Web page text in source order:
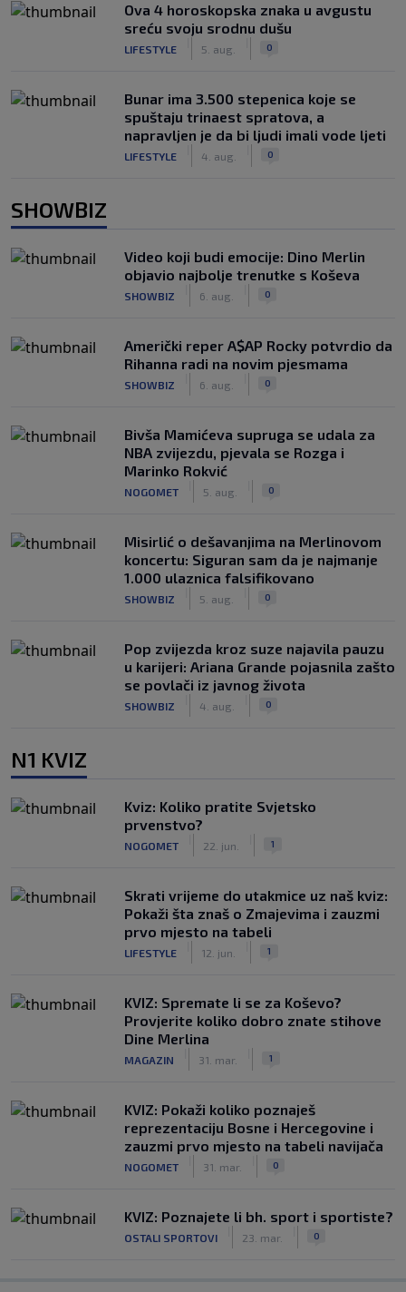
Ova 4 horoskopska znaka u avgustu
sreću svoju srodnu dušu
LIFESTYLE 5. aug. 0
Bunar imа 3.500 stepenica koje se
spuštaju trinaest spratova, a
napravljen je da bi ljudi imali vode ljeti
LIFESTYLE 4. aug. 0
SHOWBIZ
Video koji budi emocije: Dino Merlin
objavio najbolje trenutke s Koševa
SHOWBIZ 6. aug. 0
Američki reper A$AP Rocky potvrdio da
Rihanna radi na novim pjesmama
SHOWBIZ 6. aug. 0
Bivša Mamićeva supruga se udala za
NBA zvijezdu, pjevala se Rozga i
Marinko Rokvić
NOGOMET 5. aug. 0
Misirlić o dešavanjima na Merlinovom
koncertu: Siguran sam da je najmanje
1.000 ulaznica falsifikovano
SHOWBIZ 5. aug. 0
Pop zvijezda kroz suze najavila pauzu
u karijeri: Ariana Grande pojasnila zašto
se povlači iz javnog života
SHOWBIZ 4. aug. 0
N1 KVIZ
Kviz: Koliko pratite Svjetsko
prvenstvo?
NOGOMET 22. jun. 1
Skrati vrijeme do utakmice uz naš kviz:
Pokaži šta znaš o Zmajevima i zauzmi
prvo mjesto na tabeli
LIFESTYLE 12. jun. 1
KVIZ: Spremate li se za Koševo?
Provjerite koliko dobro znate stihove
Dine Merlina
MAGAZIN 31. mar. 1
KVIZ: Pokaži koliko poznaješ
reprezentaciju Bosne i Hercegovine i
zauzmi prvo mjesto na tabeli navijača
NOGOMET 31. mar. 0
KVIZ: Poznajete li bh. sport i sportiste?
OSTALI SPORTOVI 23. mar. 0